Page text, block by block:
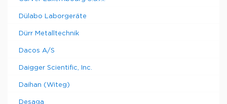
Dülabo Laborgeräte
Dürr Metalltechnik
Dacos A/S
Daigger Scientific, Inc.
Daihan (Witeg)
Desaga